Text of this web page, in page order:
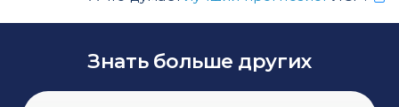
Знать больше других